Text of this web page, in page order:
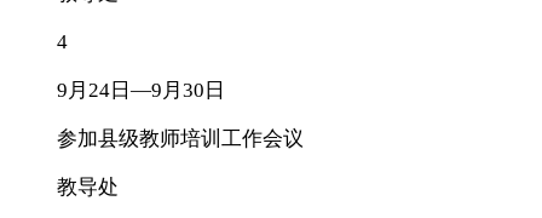
4
9月24日—9月30日
参加县级教师培训工作会议
教导处